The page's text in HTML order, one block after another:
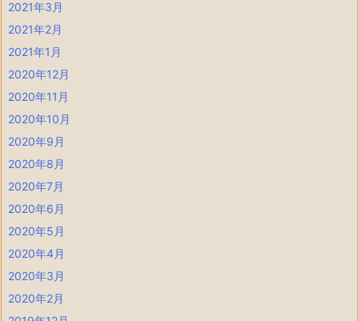
2021年3月
2021年2月
2021年1月
2020年12月
2020年11月
2020年10月
2020年9月
2020年8月
2020年7月
2020年6月
2020年5月
2020年4月
2020年3月
2020年2月